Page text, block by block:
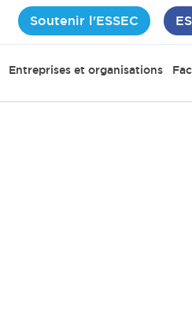
Soutenir l'ESSEC
Entreprises et organisations